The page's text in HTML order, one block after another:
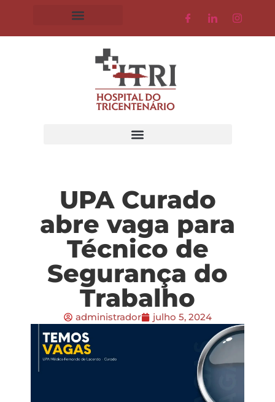
UPA Curado
abre vaga para
Técnico de
Segurança do
Trabalho
administrador julho 5, 2024